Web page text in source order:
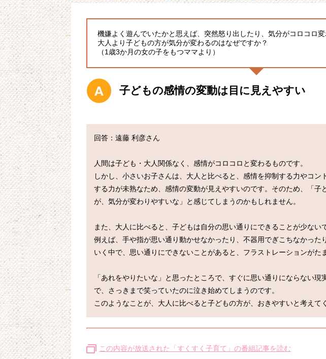
機嫌よく遊んでいたかと思えば、突然怒り出したり、気分がコロコロ変
大人より子どもの方が気分が変わるのはなぜですか？
（1歳3か月の女の子をもつママより）
子どもの感情の変動は目に見えやすい
回答：遠藤 利彦さん
人間は子ども・大人関係なく、感情がコロコロと変わるものです。
しかし、小さいお子さんは、大人と比べると、感情を抑制する力やコン
する力が未熟なため、感情の変動が見えやすいのです。そのため、「子
が、気分が変わりやすいな」と感じてしまうのかもしれません。
また、大人に比べると、子どもは自分の思い通りにできることが少ない
例えば、手や指が思い通り動かせなかったり、不器用でぎこちなかった
いく中で、思い通りにできないことがあると、フラストレーションがた
「あれをやりたいな」と思ったところで、すぐに思い通りにならない現
で、さっきまで笑っていたのに泣き始めてしまうのです。
この内容が放送された「すくすく子育て」の番組記事を読む